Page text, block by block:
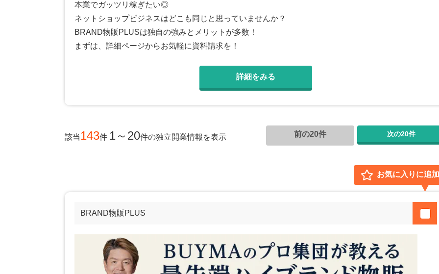
本業でガッツリ稼ぎたい◎
ネットショップビジネスはどこも同じと思っていませんか？
BRAND物販PLUSは独自の強みとメリットが多数！
まずは、詳細ページからお気軽に資料請求を！
詳細をみる
該当143件 1～20件の独立開業情報を表示 前の20件 次の20件
お気に入りに追加
BRAND物販PLUS